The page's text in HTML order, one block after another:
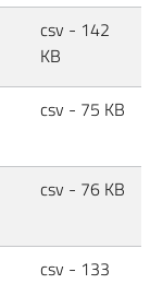
csv - 142
KB
csv - 75 KB
csv - 76 KB
csv - 133